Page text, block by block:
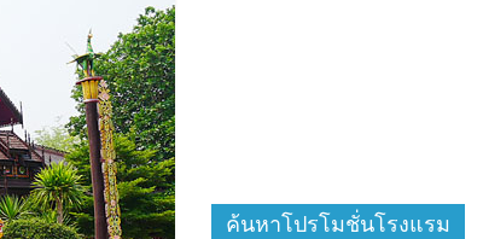
ค้นหาโปรโมชั่นโรงแรม